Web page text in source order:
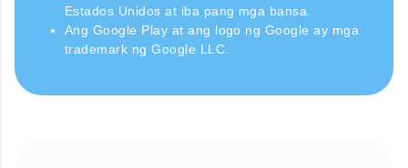
Estados Unidos at iba pang mga bansa.
Ang Google Play at ang logo ng Google ay mga
trademark ng Google LLC.